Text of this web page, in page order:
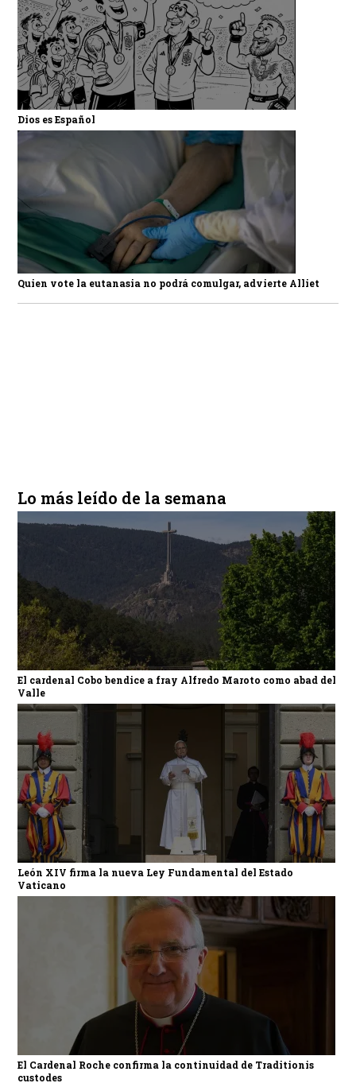
Dios es Español
Quien vote la eutanasia no podrá comulgar, advierte Alliet
Lo más leído de la semana
El cardenal Cobo bendice a fray Alfredo Maroto como abad del
Valle
León XIV firma la nueva Ley Fundamental del Estado
Vaticano
El Cardenal Roche confirma la continuidad de Traditionis
custodes